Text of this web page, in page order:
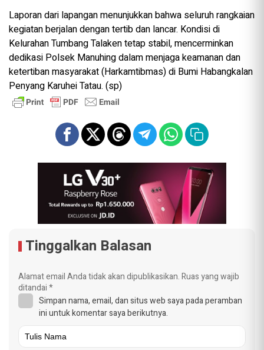
Laporan dari lapangan menunjukkan bahwa seluruh rangkaian
kegiatan berjalan dengan tertib dan lancar. Kondisi di
Kelurahan Tumbang Talaken tetap stabil, mencerminkan
dedikasi Polsek Manuhing dalam menjaga keamanan dan
ketertiban masyarakat (Harkamtibmas) di Bumi Habangkalan
Penyang Karuhei Tatau. (sp)
Tinggalkan Balasan
Alamat email Anda tidak akan dipublikasikan.Ruas yang wajib
ditandai*
Simpan nama, email, dan situs web saya pada peramban
ini untuk komentar saya berikutnya.